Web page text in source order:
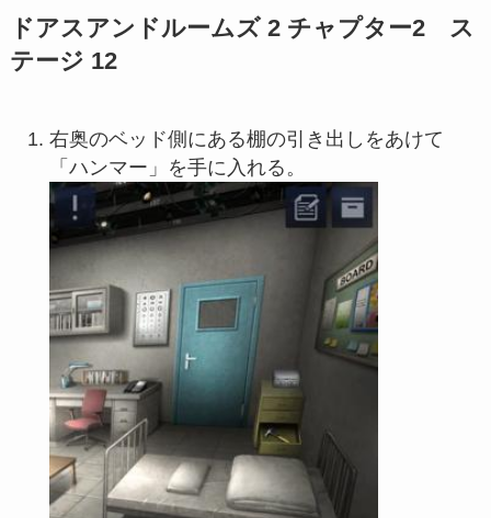
ドアスアンドルームズ 2 チャプター2 ス
テージ 12
右奥のベッド側にある棚の引き出しをあけて
「ハンマー」を手に入れる。